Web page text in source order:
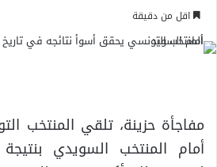
اقل من دقيقة
مفاجأة حزينة، تلقي المنتخب